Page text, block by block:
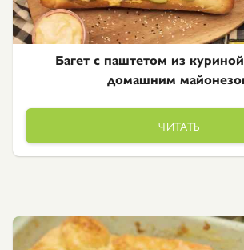
Багет с паштетом из
домашним
ЧИТАТЬ